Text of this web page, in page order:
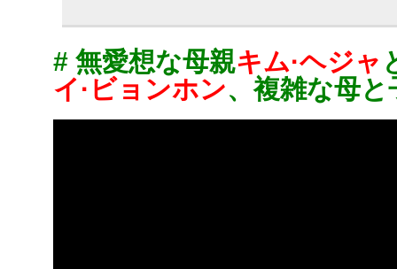
# 無愛想な母親キム·ヘジャ
イ·ビョンホン、複雑な母と